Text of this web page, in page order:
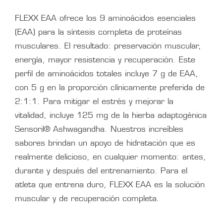
FLEXX EAA ofrece los 9 aminoácidos esenciales
(EAA) para la síntesis completa de proteínas
musculares. El resultado: preservación muscular,
energía, mayor resistencia y recuperación. Este
perfil de aminoácidos totales incluye 7 g de EAA,
con 5 g en la proporción clínicamente preferida de
2:1:1. Para mitigar el estrés y mejorar la
vitalidad, incluye 125 mg de la hierba adaptogénica
Sensoril® Ashwagandha. Nuestros increíbles
sabores brindan un apoyo de hidratación que es
realmente delicioso, en cualquier momento: antes,
durante y después del entrenamiento. Para el
atleta que entrena duro, FLEXX EAA es la solución
muscular y de recuperación completa.